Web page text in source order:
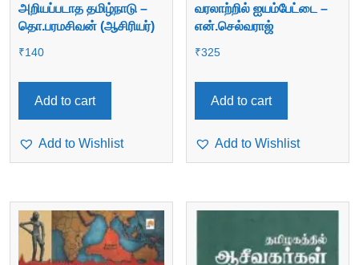
அறியப்படாத தமிழ்நாடு –
தொ.பரமசிவன் (ஆசிரியர்)
₹140
Add to cart
Add to Wishlist
வரலாற்றில் ஐயம்பேட்டை –
என்.செல்வராஜ்
₹325
Add to cart
Add to Wishlist